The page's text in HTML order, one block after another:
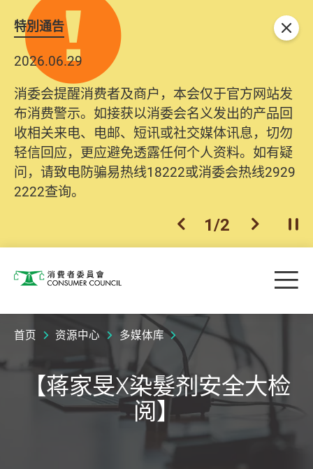
特別通告
2026.06.29
消委会提醒消费者及商户，本会仅于官方网站发
布消费警示。如接获以消委会名义发出的产品回
收相关来电、电邮、短讯或社交媒体讯息，切勿
轻信回应，更应避免透露任何个人资料。如有疑
问，请致电防骗易热线18222或消委会热线2929
2222查询。
上一个
1/2 下一个开
关闭
消费者委员会 目
首页 资源中心 多媒体库
【蒋家旻X染髮剂安全大检
阅】